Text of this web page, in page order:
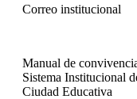
Correo institucional
Manual de
Sistema Institucional
Ciudad Educativa